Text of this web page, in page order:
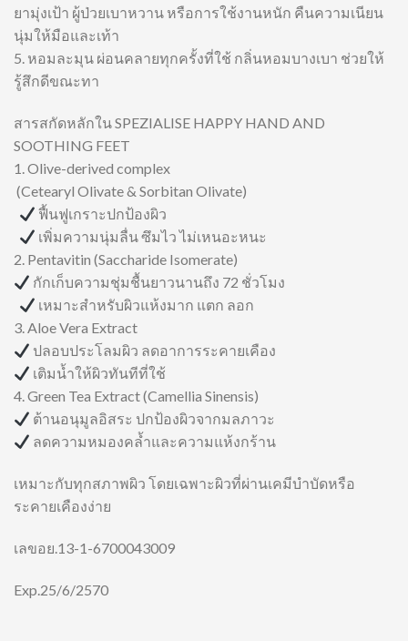
ยามุ่งเป้า ผู้ป่วยเบาหวาน หรือการใช้งานหนัก คืนความเนียน
นุ่มให้มือและเท้า
5. หอมละมุน ผ่อนคลายทุกครั้งที่ใช้ กลิ่นหอมบางเบา ช่วยให้
รู้สึกดีขณะทา
สารสกัดหลักใน SPEZIALISE HAPPY HAND AND
SOOTHING FEET
1. Olive-derived complex
(Cetearyl Olivate & Sorbitan Olivate)
ฟื้นฟูเกราะปกป้องผิว
เพิ่มความนุ่มลื่น ซึมไว ไม่เหนอะหนะ
2. Pentavitin (Saccharide Isomerate)
กักเก็บความชุ่มชื้นยาวนานถึง 72 ชั่วโมง
เหมาะสำหรับผิวแห้งมาก แตก ลอก
3. Aloe Vera Extract
ปลอบประโลมผิว ลดอาการระคายเคือง
เติมน้ำให้ผิวทันทีที่ใช้
4. Green Tea Extract (Camellia Sinensis)
ต้านอนุมูลอิสระ ปกป้องผิวจากมลภาวะ
ลดความหมองคล้ำและความแห้งกร้าน
เหมาะกับทุกสภาพผิว โดยเฉพาะผิวที่ผ่านเคมีบำบัดหรือ
ระคายเคืองง่าย
เลขอย.13-1-6700043009
Exp.25/6/2570